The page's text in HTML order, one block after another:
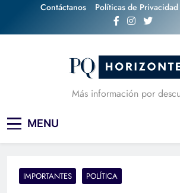
content
Contáctanos Políticas de Privacidad
Más información por
MENU
IMPORTANTES POLÍTICA